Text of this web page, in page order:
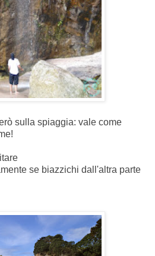
sulla spiaggia: vale come
se biazzichi dall'altra parte